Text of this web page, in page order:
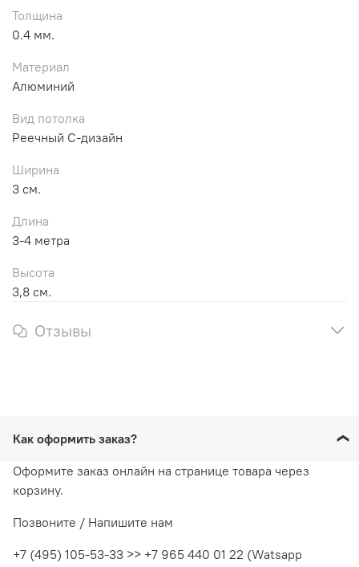
Толщина
0.4 мм.
Материал
Алюминий
Вид потолка
Реечный С-дизайн
Ширина
3 см.
Длина
3-4 метра
Высота
3,8 см.
Отзывы
Как оформить заказ?
Оформите заказ онлайн на странице товара через
корзину.
Позвоните / Напишите нам
+7 (495) 105-53-33 >> +7 965 440 01 22 (Watsapp